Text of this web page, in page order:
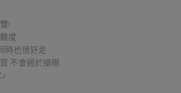
!
度
時也很好走
不會過於搶眼